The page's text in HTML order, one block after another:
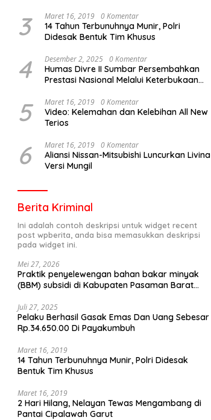
3 Maret 16, 2019 0 Komentar
14 Tahun Terbunuhnya Munir, Polri
Didesak Bentuk Tim Khusus
4 Desember 2, 2025 0 Komentar
Humas Divre II Sumbar Persembahkan
Prestasi Nasional Melalui Keterbukaan
5 Maret 16, 2019 0 Komentar
Video: Kelemahan dan Kelebihan All New
Terios
6 Maret 16, 2019 0 Komentar
Aliansi Nissan-Mitsubishi Luncurkan Livina
Versi Mungil
Berita Kriminal
Ini adalah contoh deskripsi untuk widget recent
post wpberita, anda bisa memasukkan deskripsi
pada widget ini.
Mei 27, 2026
Praktik penyelewengan bahan bakar minyak
(BBM) subsidi di Kabupaten Pasaman Barat
Juli 27, 2025
Pelaku Berhasil Gasak Emas Dan Uang Sebesar
Rp.34.650.00 Di Payakumbuh
Maret 16, 2019
14 Tahun Terbunuhnya Munir, Polri Didesak
Bentuk Tim Khusus
Maret 16, 2019
2 Hari Hilang, Nelayan Tewas Mengambang di
Pantai Cipalawah Garut